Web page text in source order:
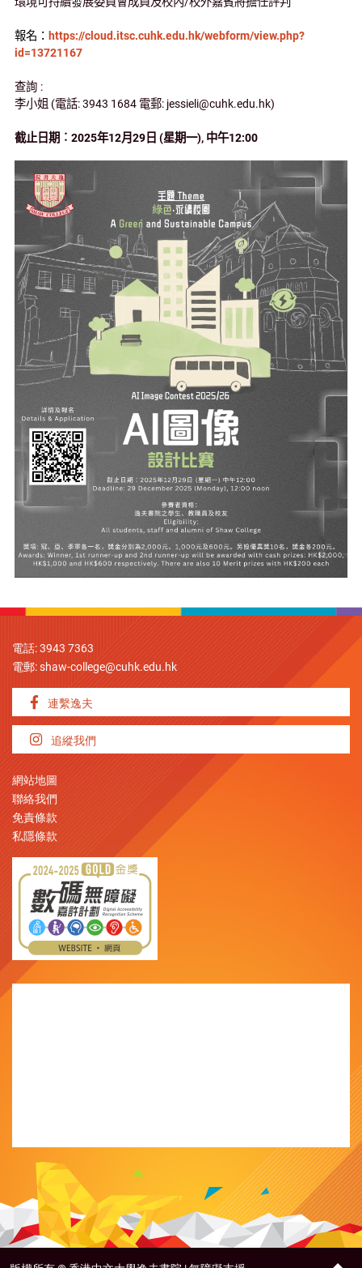
報名： https://cloud.itsc.cuhk.edu.hk/webform/view.php?
id=13721167
查詢 :
李小姐 (電話: 3943 1684 電郵: jessieli@cuhk.edu.hk)
截止日期︰ 2025年12月29 日 (星期一), 中午12:00
電話: 3943 7363
電郵:shaw-college@cuhk.edu.hk
連繫逸夫
追縱我們
網站地圖
聯絡我們
免責條款
私隱條款